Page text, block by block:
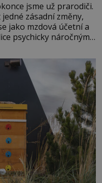
jsme už prarodiči.
zásadní změny,
jako mzdová účetní a
psychicky náročným
týče. Dalo by se